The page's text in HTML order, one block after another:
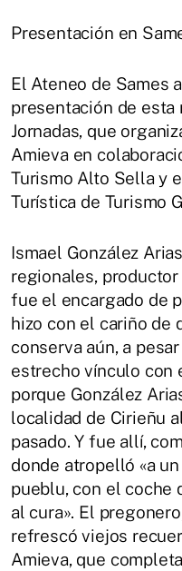
Presentación en
El Ateneo de Sames
presentación de esta
Jornadas, que
Amieva en
Turismo Alto Sella y
Turística de Turismo
Ismael González
regionales,
fue el encargado de
hizo con el cariño de
conserva aún, a
estrecho vínculo con
porque González
localidad de Cirieñu
pasado. Y fue allí,
donde atropelló «a
pueblu, con el coche
al cura». El
refrescó viejos
Amieva, que